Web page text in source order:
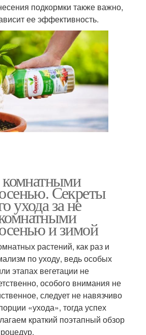
подкормки также важно,
ее эффективность.
комнатными
Секреты
ухода за не
и зимой
растений, как раз и
по уходу, ведь особых
этапах вегетации не
особого внимания не
следует не навязчиво
«ухода», тогда успех
краткий поэтапный обзор